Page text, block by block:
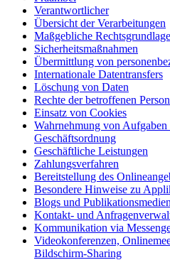
Verantwortlicher
Übersicht der Verarbeitungen
Maßgebliche
Sicherheitsmaßnahmen
Übermittlung von
Internationale Datentransfers
Löschung von Daten
Rechte der betroffenen
Einsatz von Cookies
Wahrnehmung von Aufgaben
Geschäftsordnung
Geschäftliche Leistungen
Zahlungsverfahren
Bereitstellung des
Besondere Hinweise zu
Blogs und Publikationsmedien
Kontakt- und
Kommunikation via
Videokonferenzen,
Bildschirm-Sharing